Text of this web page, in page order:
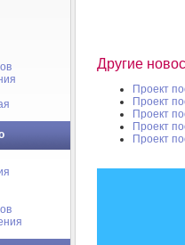
Другие
Проект
Проект
Проект
Проект
Проект